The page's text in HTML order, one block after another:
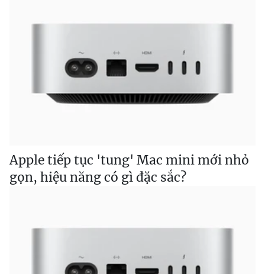
Apple tiếp tục 'tung' Mac mini mới nhỏ
gọn, hiệu năng có gì đặc sắc?